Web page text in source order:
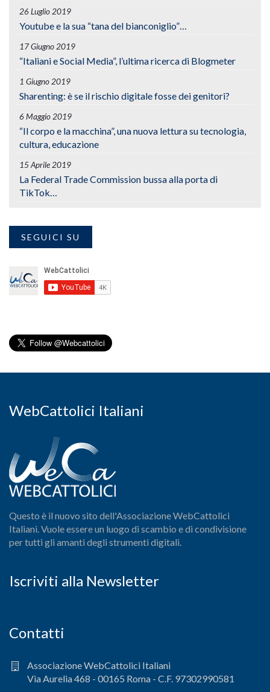
26 Luglio 2019
Youtube e la sua “tana del bianconiglio”…
17 Giugno 2019
“Italiani e Social Media”, l’ultima ricerca di Blogmeter
1 Giugno 2019
Sharenting: è se il rischio digitale fosse dei genitori?
6 Maggio 2019
“Il corpo e la macchina”, una nuova lettura su tecnologia,
cultura, educazione
15 Aprile 2019
La Federal Trade Commission bussa alla porta di
TikTok…
SEGUICI SU
WebCattolici Italiani
Questo è il nuovo sito dell'Associazione WebCattolici
Italiani. Vuole essere un luogo di scambio e di condivisione
per tutti gli amanti degli strumenti digitali.
Iscriviti alla Newsletter
Contatti
Associazione WebCattolici Italiani
Via Aurelia 468 - 00165 Roma - C.F. 97302990581